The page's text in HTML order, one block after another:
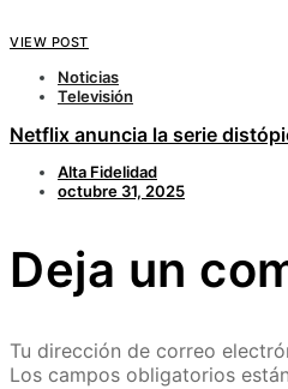
VIEW POST
Noticias
Televisión
Netflix anuncia la serie
Alta Fidelidad
octubre 31, 2025
Deja un
Tu dirección de correo
Los campos obligatorios